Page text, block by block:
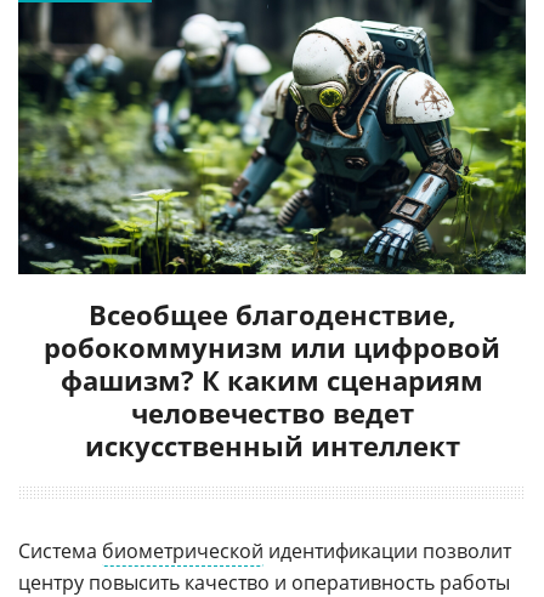
Всеобщее благоденствие,
робокоммунизм или цифровой
фашизм? К каким сценариям
человечество ведет
искусственный интеллект
Система биометрической идентификации позволит
центру повысить качество и оперативность работы